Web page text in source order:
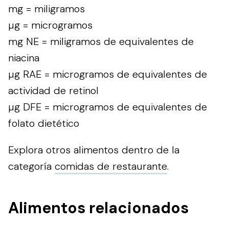
mg = miligramos
µg = microgramos
mg NE = miligramos de equivalentes de
niacina
µg RAE = microgramos de equivalentes de
actividad de retinol
µg DFE = microgramos de equivalentes de
folato dietético
Explora otros alimentos dentro de la
categoría comidas de restaurante.
Alimentos relacionados